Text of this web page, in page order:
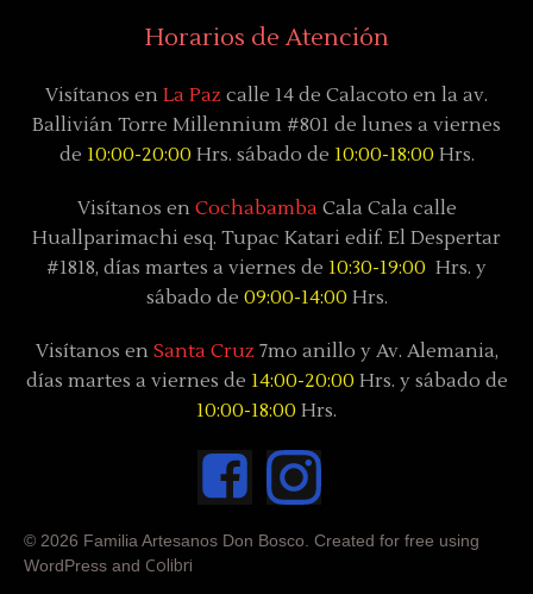
Horarios de Atención
Visítanos en La Paz calle 14 de Calacoto en la av.
Ballivián Torre Millennium #801 de lunes a viernes
de 10:00-20:00 Hrs. sábado de 10:00-18:00 Hrs.
Visítanos en CochabambaCala Cala calle
Huallparimachi esq. Tupac Katari edif. El Despertar
#1818, días martes a viernes de 10:30-19:00 Hrs. y
sábado de 09:00-14:00 Hrs.
Visítanos en Santa Cruz7mo anillo y Av. Alemania,
días martes a viernes de 14:00-20:00 Hrs. y sábado de
10:00-18:00 Hrs.
© 2026 Familia Artesanos Don Bosco. Created for free using
WordPress and Colibri